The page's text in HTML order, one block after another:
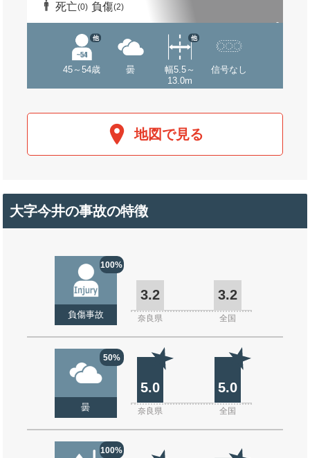
死亡(0) 負傷(2)
45～54歳
他
曇
幅5.5～
13.0m
他
信号なし
地図で見る
大字今井の事故の特徴
100%
負傷事故
3.2 3.2
奈良県 全国
50%
曇
5.0 5.0
奈良県 全国
100%